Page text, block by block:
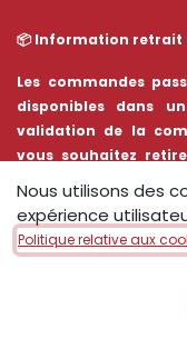
📦 Information retrait
Les commandes
disponibles dans
validation de la
vous souhaitez
Kergaradec afin de
Nous utilisons des
expérience
Politique relative aux